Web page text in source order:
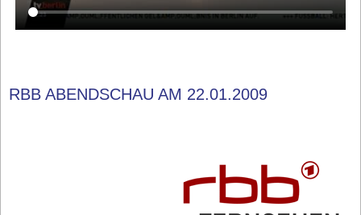
RBB ABENDSCHAU AM 22.01.2009